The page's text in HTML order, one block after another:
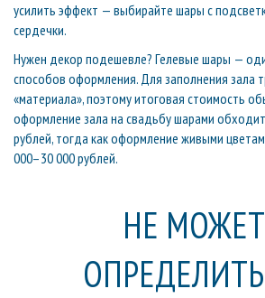
усилить эффект — выбирайте шары с
сердечки.
Нужен декор подешевле? Гелевые шары —
способов оформления. Для заполнения зала
«материала», поэтому итоговая стоимость
оформление зала на свадьбу шарами
рублей, тогда как оформление живыми
000–30 000 рублей.
НЕ